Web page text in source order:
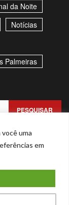
uma
em
da Noite
Notícias
Palmeiras
Contato
- CNPJ –